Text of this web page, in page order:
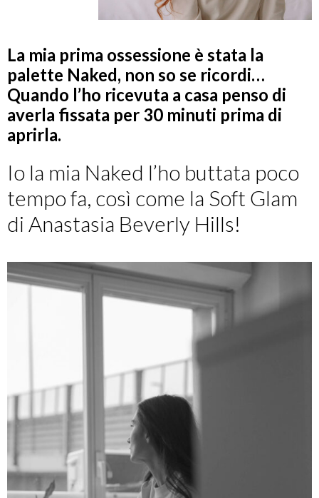
La mia prima ossessione è stata la
palette Naked, non so se ricordi…
Quando l’ho ricevuta a casa penso di
averla fissata per 30 minuti prima di
aprirla.
Io la mia Naked l’ho buttata poco
tempo fa, così come la Soft Glam
di Anastasia Beverly Hills!